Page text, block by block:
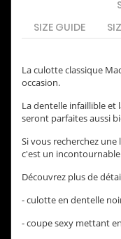
SIZE GUIDE
La culotte classique
occasion.
La dentelle infaillible et
seront parfaites aussi
Si vous recherchez
c'est un
Découvrez plus de
- culotte en dentelle
- coupe sexy mettant